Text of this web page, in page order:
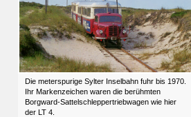
Die meterspurige Sylter Inselbahn fuhr bis 1970.
Ihr Markenzeichen waren die berühmten
Borgward-Sattelschleppertriebwagen wie hier
der LT 4.